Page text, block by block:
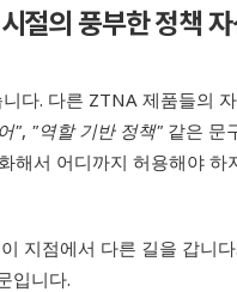
시절의 풍부한 정책
다. 다른 ZTNA 제품들의
", "역할 기반 정책" 같은 문
해서 어디까지 허용해야
지점에서 다른 길을 갑니다.
입니다.